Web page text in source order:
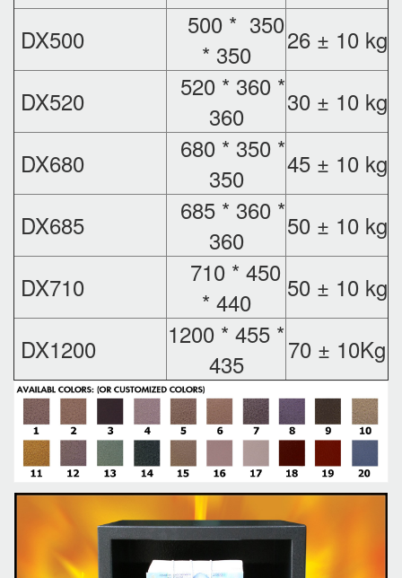
DX500
500 * 350
* 350
26 ± 10 kg
DX520
520 * 360 *
360
30 ± 10 kg
DX680
680 * 350 *
350
45 ± 10 kg
DX685
685 * 360 *
360
50 ± 10 kg
DX710
710 * 450
* 440
50 ± 10 kg
DX1200
1200 * 455 *
435
70 ± 10Kg